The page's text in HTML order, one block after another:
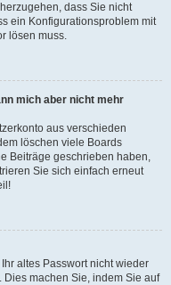
dass Sie nicht
ein Konfigurationsproblem mit
lösen muss.
mich aber nicht mehr
aus verschieden
löschen viele Boards
Beiträge geschrieben haben,
Sie sich einfach erneut
altes Passwort nicht wieder
machen Sie, indem Sie auf